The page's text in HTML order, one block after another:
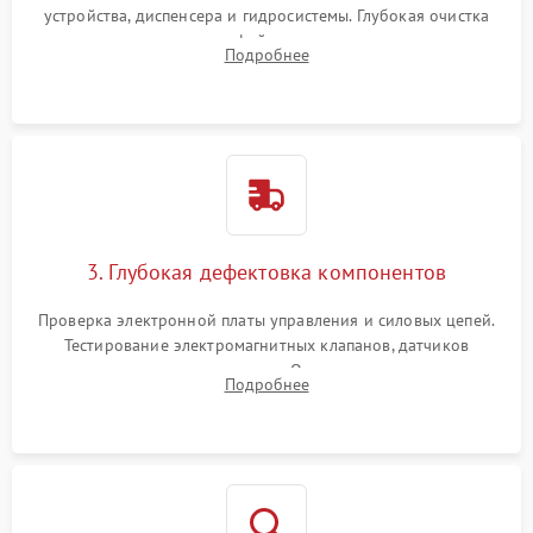
устройства, диспенсера и гидросистемы. Глубокая очистка
внутренних узлов от кофейных масел, жмыха и накипи.
Промывка дренажных каналов и фильтров с использованием
Подробнее
3. Глубокая дефектовка компонентов
Проверка электронной платы управления и силовых цепей.
Тестирование электромагнитных клапанов, датчиков
температуры и расходомера. Оценка степени износа
жерновов кофемолки, уплотнительных колец гидросистемы
Подробнее